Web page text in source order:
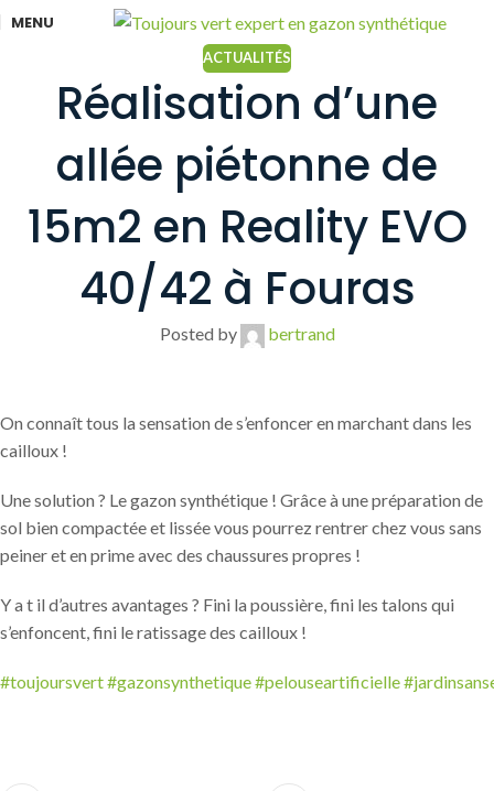
MENU
ACTUALITÉS
Réalisation d’une
allée piétonne de
15m2 en Reality EVO
40/42 à Fouras
Posted by bertrand
On connaît tous la sensation de s’enfoncer en marchant dans les
cailloux !
Une solution ? Le gazon synthétique ! Grâce à une préparation de
sol bien compactée et lissée vous pourrez rentrer chez vous sans
peiner et en prime avec des chaussures propres !
Y a t il d’autres avantages ? Fini la poussière, fini les talons qui
s’enfoncent, fini le ratissage des cailloux !
#toujoursvert#gazonsynthetique#pelouseartificielle